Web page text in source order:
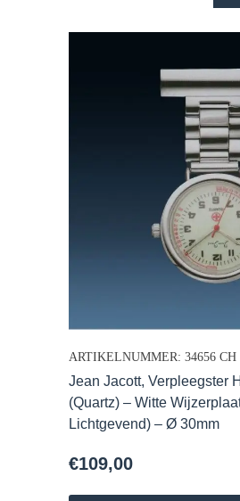
ARTIKELNUMMER: 34656 CH
Jean Jacott, Verpleegster
(Quartz) – Witte
Lichtgevend) – Ø 30mm
€109,00